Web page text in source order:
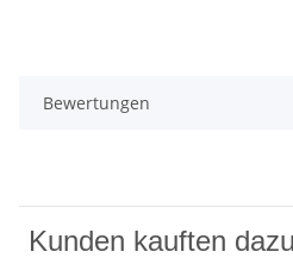
Bewertungen
Kunden kauften